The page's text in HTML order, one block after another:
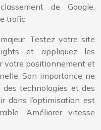
de Google,
trafic.
Testez votre site
et appliquez les
votre positionnement et
Son importance ne
des technologies et des
dans l’optimisation est
Améliorer vitesse